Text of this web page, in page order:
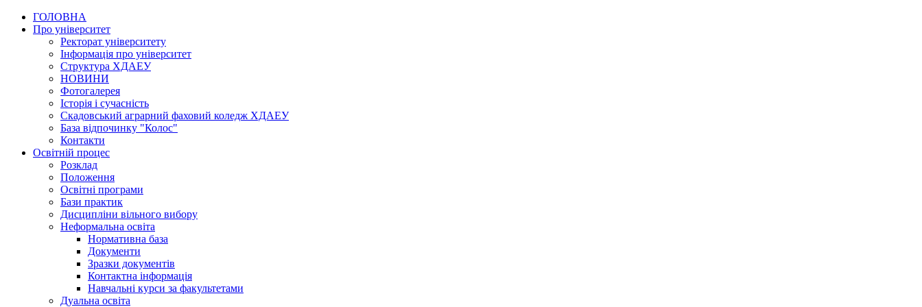
ГОЛОВНА
Про університет
Ректорат університету
Інформація про університет
Структура ХДАЕУ
НОВИНИ
Фотогалерея
Історія і сучасність
Скадовський аграрний фаховий коледж ХДАЕУ
База відпочинку "Колос"
Контакти
Освітній процес
Розклад
Положення
Освітні програми
Бази практик
Дисципліни вільного вибору
Неформальна освіта
Нормативна база
Документи
Зразки документів
Контактна інформація
Навчальні курси за факультетами
Дуальна освіта